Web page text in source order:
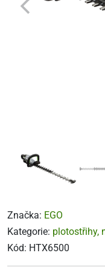
Značka: EGO
Kategorie: plotostřihy,
Kód: HTX6500